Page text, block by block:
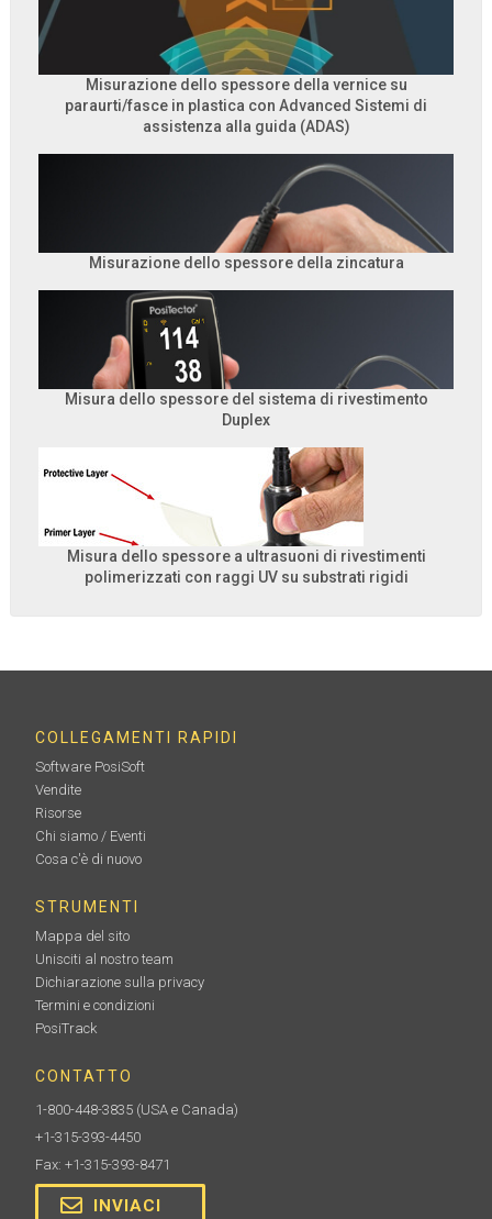
Misurazione dello spessore della vernice su
paraurti/fasce in plastica con Advanced Sistemi di
assistenza alla guida (ADAS)
Misurazione dello spessore della zincatura
Misura dello spessore del sistema di rivestimento
Duplex
Misura dello spessore a ultrasuoni di rivestimenti
polimerizzati con raggi UV su substrati rigidi
COLLEGAMENTI RAPIDI
Software PosiSoft
Vendite
Risorse
Chi siamo / Eventi
Cosa c'è di nuovo
STRUMENTI
Mappa del sito
Unisciti al nostro team
Dichiarazione sulla privacy
Termini e condizioni
PosiTrack
CONTATTO
1-800-448-3835 (USA e Canada)
+1-315-393-4450
Fax: +1-315-393-8471
INVIACI